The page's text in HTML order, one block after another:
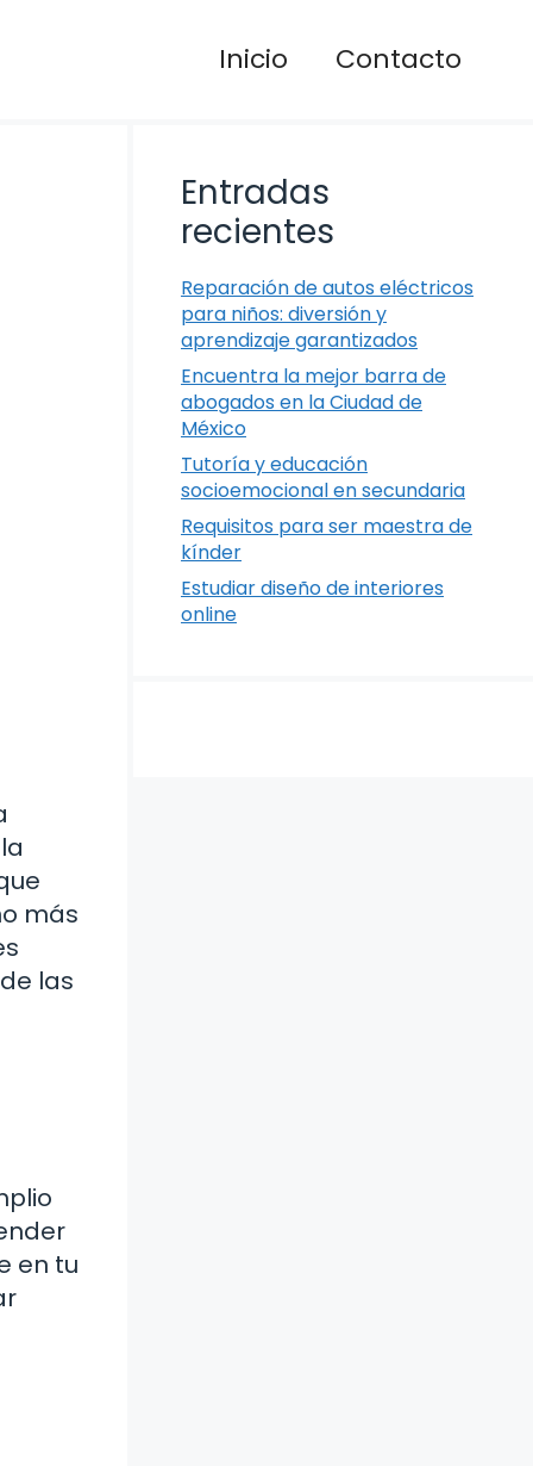
Inicio Contacto
más
las
en tu
Entradas
recientes
Reparación de autos eléctricos
para niños: diversión y
aprendizaje garantizados
Encuentra la mejor barra de
abogados en la Ciudad de
México
Tutoría y educación
socioemocional en secundaria
Requisitos para ser maestra de
kínder
Estudiar diseño de interiores
online